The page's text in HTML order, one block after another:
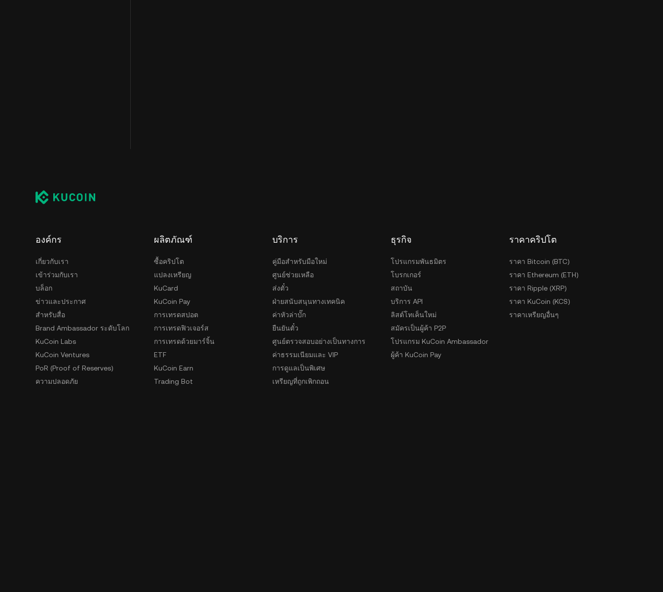
องค์กร
เกี่ยวกับเรา
เข้าร่วมกับเรา
บล็อก
ข่าวและประกาศ
สำหรับสื่อ
Brand Ambassador ระดับโลก
KuCoin Labs
KuCoin Ventures
PoR (Proof of Reserves)
ความปลอดภัย
ผลิตภัณฑ์
ซื้อคริปโต
แปลงเหรียญ
KuCard
KuCoin Pay
การเทรดสปอต
การเทรดฟิวเจอร์ส
การเทรดด้วยมาร์จิ้น
ETF
KuCoin Earn
Trading Bot
บริการ
คู่มือสำหรับมือใหม่
ศูนย์ช่วยเหลือ
ส่งตั๋ว
ฝ่ายสนับสนุนทางเทคนิค
ค่าหัวล่าบั๊ก
ยืนยันตั๋ว
ศูนย์ตรวจสอบอย่างเป็นทางการ
ค่าธรรมเนียมและ VIP
การดูแลเป็นพิเศษ
เหรียญที่ถูกเพิกถอน
ธุรกิจ
โปรแกรมพันธมิตร
โบรกเกอร์
สถาบัน
บริการ API
ลิสต์โทเค็นใหม่
สมัครเป็นผู้ค้า P2P
โปรแกรม KuCoin Ambassador
ผู้ค้า KuCoin Pay
ราคาคริปโต
ราคา Bitcoin (BTC)
ราคา Ethereum (ETH)
ราคา Ripple (XRP)
ราคา KuCoin (KCS)
ราคาเหรียญอื่นๆ